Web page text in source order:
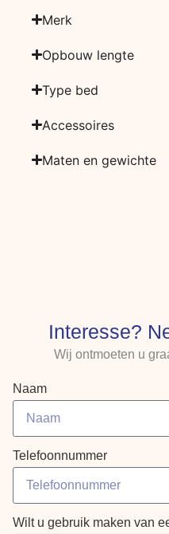
Merk
Opbouw lengte
Type bed
Accessoires
Maten en gewichte
Interesse?
Wij ontmoeten u
Naam
Telefoonnummer
Wilt u gebruik maken van